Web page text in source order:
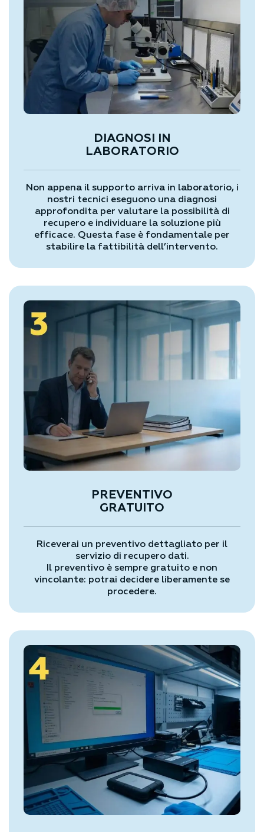
DIAGNOSI IN
LABORATORIO
Non appena il supporto arriva in laboratorio, i
nostri tecnici eseguono una diagnosi
approfondita per valutare la possibilità di
recupero e individuare la soluzione più
efficace. Questa fase è fondamentale per
stabilire la fattibilità dell’intervento.
PREVENTIVO
GRATUITO
Riceverai un preventivo dettagliato per il
servizio di recupero dati.
Il preventivo è sempre gratuito e non
vincolante: potrai decidere liberamente se
procedere.